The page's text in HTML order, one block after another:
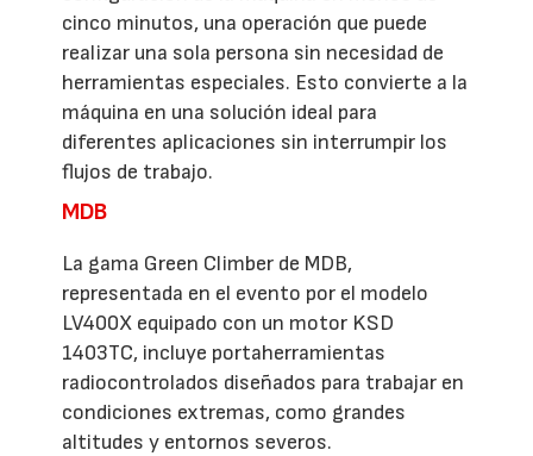
cinco minutos, una operación que puede
realizar una sola persona sin necesidad de
herramientas especiales. Esto convierte a la
máquina en una solución ideal para
diferentes aplicaciones sin interrumpir los
flujos de trabajo.
MDB
La gama Green Climber de MDB,
representada en el evento por el modelo
LV400X equipado con un motor KSD
1403TC, incluye portaherramientas
radiocontrolados diseñados para trabajar en
condiciones extremas, como grandes
altitudes y entornos severos.